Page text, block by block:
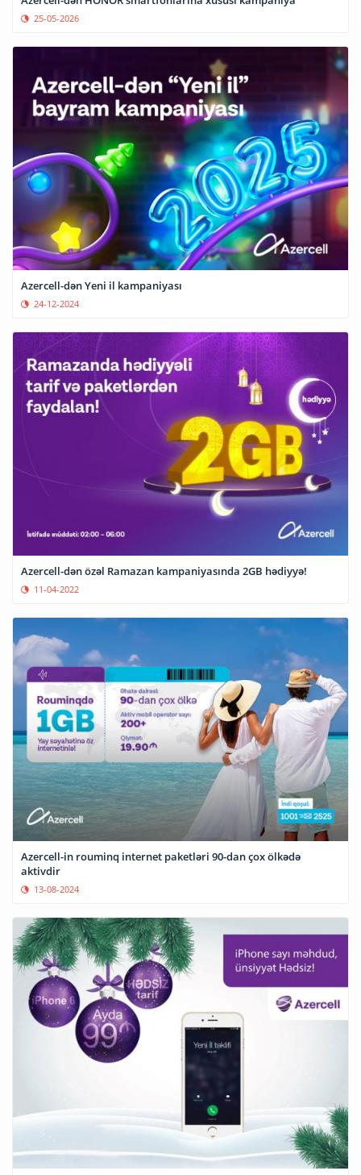
25-05-2026
Azercell-dən Yeni il kampaniyası
24-12-2024
Azercell-dən özəl Ramazan kampaniyasında 2GB hədiyyə!
11-04-2022
Azercell-in rouminq internet paketləri 90-dan çox ölkədə
aktivdir
13-08-2024